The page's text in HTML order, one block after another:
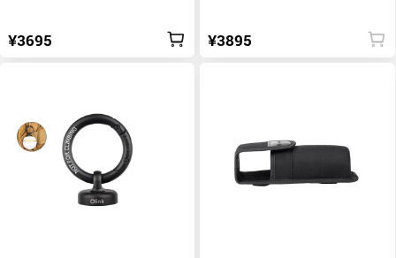
¥3695 ¥3895